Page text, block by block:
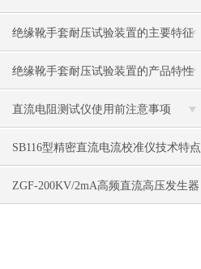
重要注意事项
绝缘靴手套耐压试验装置的主要特征
及技术参数
绝缘靴手套耐压试验装置的产品特性
及操作方法
直流电阻测试仪使用前注意事项
SB116型精密直流电流校准仪技术特点
ZGF-200KV/2mA高频直流高压发生器